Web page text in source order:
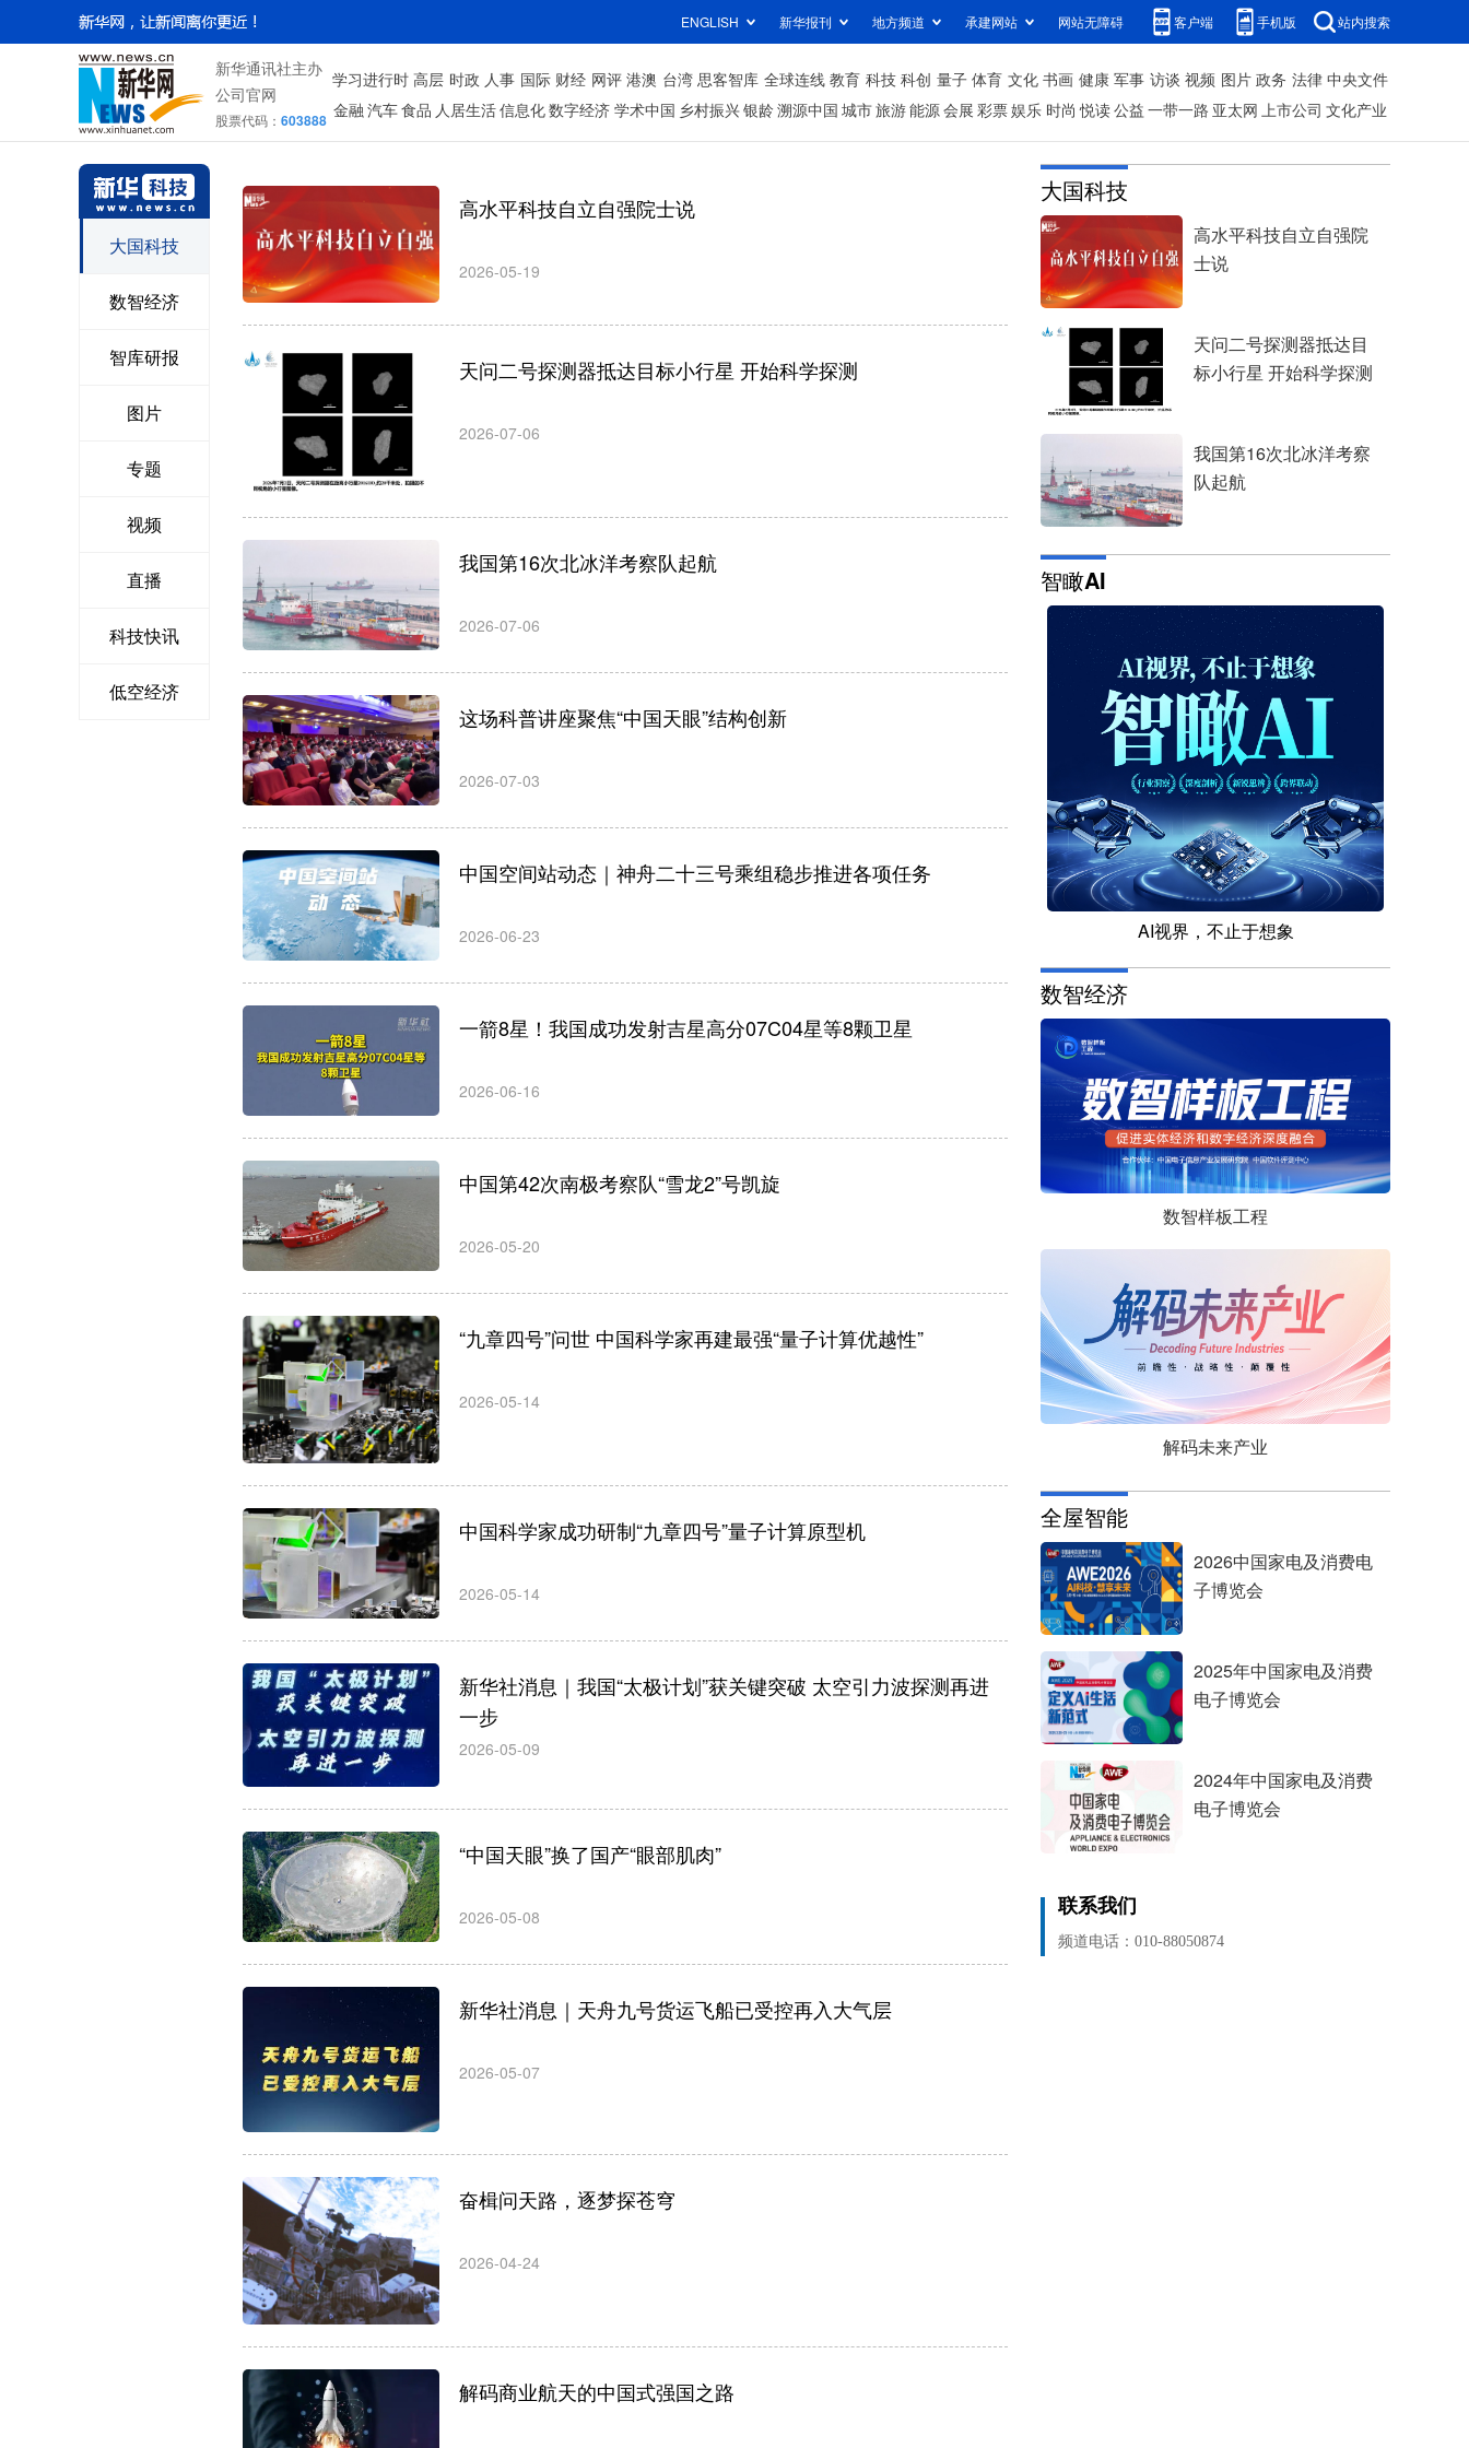
ENGLISH 新华报刊 地方频道 承建网站 网站无障碍 客户端 手机版 站内搜索
新华通讯社主办
公司官网
股票代码： 603888
学习进行时 高层 时政 人事 国际 财经 网评 港澳 台湾 思客智库 全球连线 教育 科技 科创 量子 体育 文化 书画 健康 军事 访谈 视频 图片 政务 法律 中央文件
金融 汽车食品 人居生活信息化数字经济 学术中国 乡村振兴银龄溯源中国 城市旅游能源会展 彩票娱乐 时尚 悦读公益 一带一路 亚太网 上市公司 文化产业
大国科技
数智经济
智库研报
图片
专题
视频
直播
科技快讯
低空经济
高水平科技自立自强院士说
2026-05-19
天问二号探测器抵达目标小行星 开始科学探测
2026-07-06
我国第16次北冰洋考察队起航
2026-07-06
这场科普讲座聚焦“中国天眼”结构创新
2026-07-03
中国空间站动态｜神舟二十三号乘组稳步推进各项任务
2026-06-23
一箭8星！我国成功发射吉星高分07C04星等8颗卫星
2026-06-16
中国第42次南极考察队“雪龙2”号凯旋
2026-05-20
“九章四号”问世 中国科学家再建最强“量子计算优越性”
2026-05-14
中国科学家成功研制“九章四号”量子计算原型机
2026-05-14
新华社消息｜我国“太极计划”获关键突破 太空引力波探测再进
一步
2026-05-09
“中国天眼”换了国产“眼部肌肉”
2026-05-08
新华社消息｜天舟九号货运飞船已受控再入大气层
2026-05-07
奋楫问天路，逐梦探苍穹
2026-04-24
解码商业航天的中国式强国之路
大国科技
高水平科技自立自强院
士说
天问二号探测器抵达目
标小行星 开始科学探测
我国第16次北冰洋考察
队起航
智瞰AI
AI视界，不止于想象
数智经济
数智样板工程
解码未来产业
全屋智能
2026中国家电及消费电
子博览会
2025年中国家电及消费
电子博览会
2024年中国家电及消费
电子博览会
联系我们
频道电话：010-88050874